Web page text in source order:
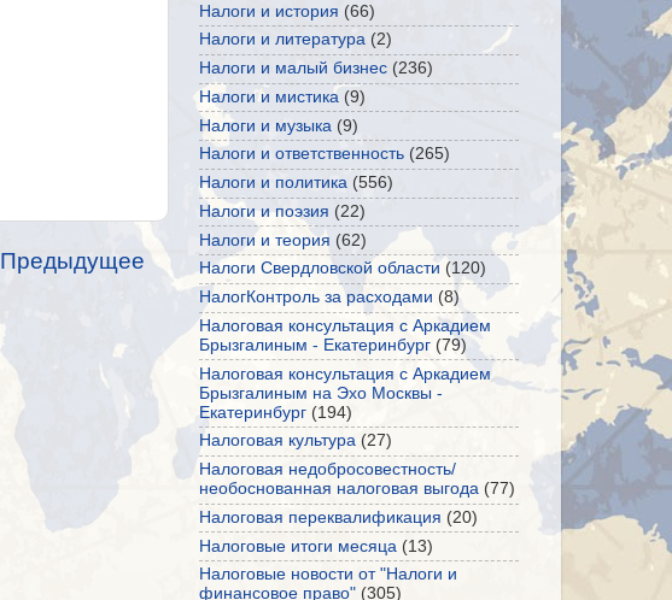
Предыдущее
Налоги и история (66)
Налоги и литература (2)
Налоги и малый бизнес (236)
Налоги и мистика (9)
Налоги и музыка (9)
Налоги и ответственность (265)
Налоги и политика (556)
Налоги и поэзия (22)
Налоги и теория (62)
Налоги Свердловской области (120)
НалогКонтроль за расходами (8)
Налоговая консультация с Аркадием
Брызгалиным - Екатеринбург (79)
Налоговая консультация с Аркадием
Брызгалиным на Эхо Москвы -
Екатеринбург (194)
Налоговая культура (27)
Налоговая недобросовестность/
необоснованная налоговая выгода (77)
Налоговая переквалификация (20)
Налоговые итоги месяца (13)
Налоговые новости от "Налоги и
финансовое право" (305)